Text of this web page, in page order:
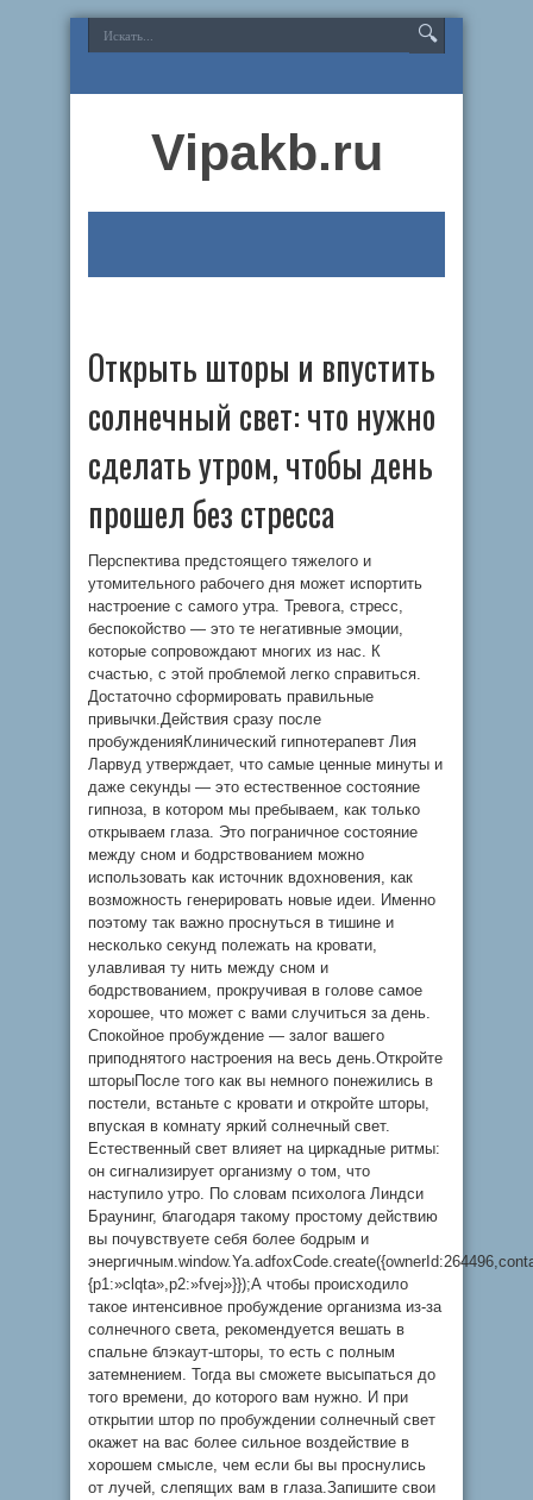
Vipakb.ru
Открыть шторы и впустить
солнечный свет: что нужно
сделать утром, чтобы день
прошел без стресса
Перспектива предстоящего тяжелого и
утомительного рабочего дня может испортить
настроение с самого утра. Тревога, стресс,
беспокойство — это те негативные эмоции,
которые сопровождают многих из нас. К
счастью, с этой проблемой легко справиться.
Достаточно сформировать правильные
привычки.Действия сразу после
пробужденияКлинический гипнотерапевт Лия
Ларвуд утверждает, что самые ценные минуты и
даже секунды — это естественное состояние
гипноза, в котором мы пребываем, как только
открываем глаза. Это пограничное состояние
между сном и бодрствованием можно
использовать как источник вдохновения, как
возможность генерировать новые идеи. Именно
поэтому так важно проснуться в тишине и
несколько секунд полежать на кровати,
улавливая ту нить между сном и
бодрствованием, прокручивая в голове самое
хорошее, что может с вами случиться за день.
Спокойное пробуждение — залог вашего
приподнятого настроения на весь день.Откройте
шторыПосле того как вы немного понежились в
постели, встаньте с кровати и откройте шторы,
впуская в комнату яркий солнечный свет.
Естественный свет влияет на циркадные ритмы:
он сигнализирует организму о том, что
наступило утро. По словам психолога Линдси
Браунинг, благодаря такому простому действию
вы почувствуете себя более бодрым и
{p1:»clqta»,p2:»fvej»}});А чтобы происходило
такое интенсивное пробуждение организма из-за
солнечного света, рекомендуется вешать в
спальне блэкаут-шторы, то есть с полным
затемнением. Тогда вы сможете высыпаться до
того времени, до которого вам нужно. И при
открытии штор по пробуждении солнечный свет
окажет на вас более сильное воздействие в
хорошем смысле, чем если бы вы проснулись
от лучей, слепящих вам в глаза.Запишите свои